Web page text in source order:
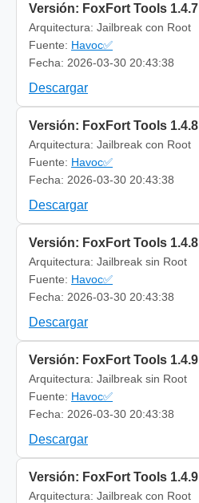
Versión: FoxFort Tools 1.4.7
Arquitectura: Jailbreak con Root
Fuente: Havoc✅
Fecha: 2026-03-30 20:43:38
Descargar
Versión: FoxFort Tools 1.4.8
Arquitectura: Jailbreak con Root
Fuente: Havoc✅
Fecha: 2026-03-30 20:43:38
Descargar
Versión: FoxFort Tools 1.4.8
Arquitectura: Jailbreak sin Root
Fuente: Havoc✅
Fecha: 2026-03-30 20:43:38
Descargar
Versión: FoxFort Tools 1.4.9
Arquitectura: Jailbreak sin Root
Fuente: Havoc✅
Fecha: 2026-03-30 20:43:38
Descargar
Versión: FoxFort Tools 1.4.9
Arquitectura: Jailbreak con Root